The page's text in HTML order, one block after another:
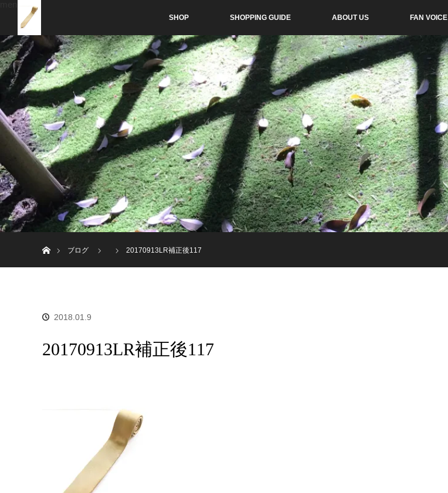
SHOP SHOPPING GUIDE ABOUT US FAN VOICE
ブログ
20170913LR補正後117
2018.01.9
20170913LR補正後117